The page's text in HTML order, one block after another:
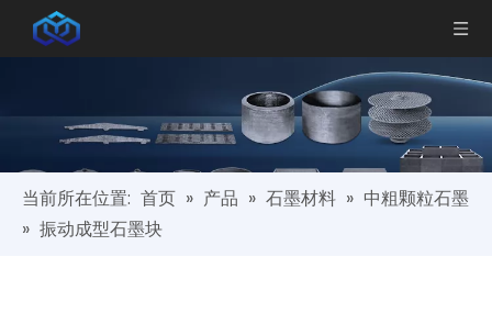
当前所在位置: 首页 » 产品 » 石墨材料 » 中粗颗粒石墨
» 振动成型石墨块